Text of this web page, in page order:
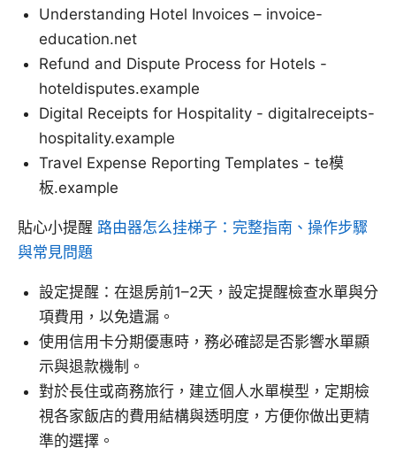
Understanding Hotel Invoices – invoice-
education.net
Refund and Dispute Process for Hotels -
hoteldisputes.example
Digital Receipts for Hospitality - digitalreceipts-
hospitality.example
Travel Expense Reporting Templates - te模
板.example
貼心小提醒 路由器怎么挂梯子：完整指南、操作步驟
與常見問題
設定提醒：在退房前1–2天，設定提醒檢查水單與分
項費用，以免遺漏。
使用信用卡分期優惠時，務必確認是否影響水單顯
示與退款機制。
對於長住或商務旅行，建立個人水單模型，定期檢
視各家飯店的費用結構與透明度，方便你做出更精
準的選擇。